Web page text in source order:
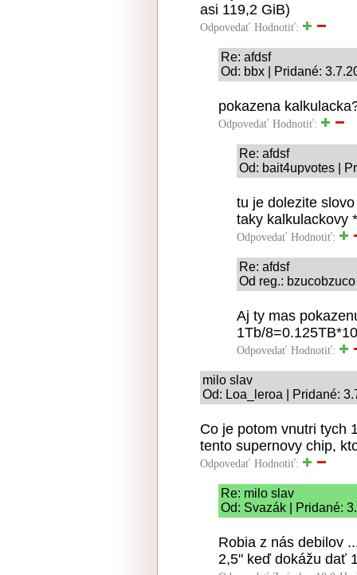
asi 119,2 GiB)
Odpovedať Hodnotiť:
Re: afdsf
Od: bbx | Pridané:
pokazena
Odpovedať Hodnotiť:
Re: afdsf
Od: bait4upvotes |
tu je dolezite
taky kalkulackovy
Odpovedať Hodnotiť:
Re: afdsf
Od reg.:
Aj ty mas
1Tb/
Odpovedať Hodnotiť:
milo slav
Od: Loa_leroa | Pridané:
Co je potom vnutri tych
tento supernovy chip,
Odpovedať Hodnotiť:
Re: milo slav
Od: Svazák | Pridané:
Robia z nás debilov
2,5" keď dokážu dať